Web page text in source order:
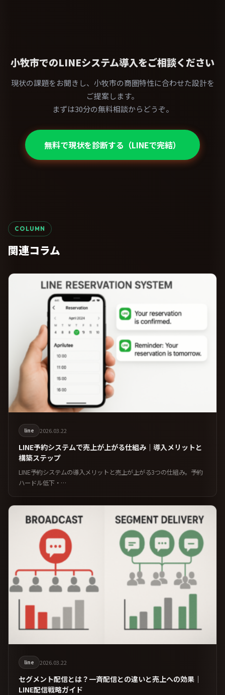
小牧市でのLINEシステム導入をご相談ください
現状の課題をお聞きし、小牧市の商圏特性に合わせた設計を
ご提案します。
まずは30分の無料相談からどうぞ。
無料で現状を診断する（LINEで完結）
COLUMN
関連コラム
line 2026.03.22
LINE予約システムで売上が上がる仕組み｜導入メリットと
構築ステップ
LINE予約システムの導入メリットと売上が上がる3つの仕組み。予約
ハードル低下・…
line 2026.03.22
セグメント配信とは？一斉配信との違いと売上への効果｜
LINE配信戦略ガイド